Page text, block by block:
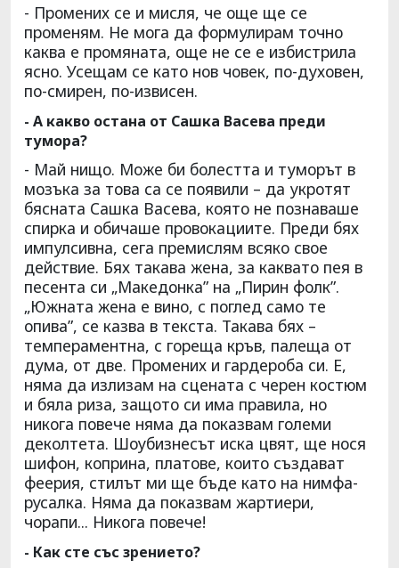
- Промених се и мисля, че още ще се
променям. Не мога да формулирам точно
каква е промяната, още не се е избистрила
ясно. Усещам се като нов човек, по-духовен,
по-смирен, по-извисен.
- А какво остана от Сашка Васева преди
тумора?
- Май нищо. Може би болестта и туморът в
мозъка за това са се появили – да укротят
бясната Сашка Васева, която не познаваше
спирка и обичаше провокациите. Преди бях
импулсивна, сега премислям всяко свое
действие. Бях такава жена, за каквато пея в
песента си „Македонка” на „Пирин фолк”.
„Южната жена е вино, с поглед само те
опива”, се казва в текста. Такава бях –
темпераментна, с гореща кръв, палеща от
дума, от две. Промених и гардероба си. Е,
няма да излизам на сцената с черен костюм
и бяла риза, защото си има правила, но
никога повече няма да показвам големи
деколтета. Шоубизнесът иска цвят, ще нося
шифон, коприна, платове, които създават
феерия, стилът ми ще бъде като на нимфа-
русалка. Няма да показвам жартиери,
чорапи... Никога повече!
- Как сте със зрението?